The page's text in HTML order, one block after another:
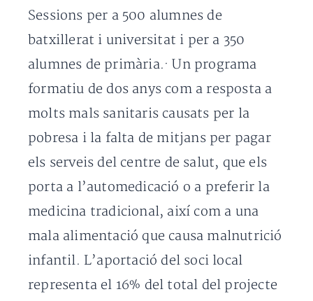
Sessions per a 500 alumnes de
batxillerat i universitat i per a 350
alumnes de primària.· Un programa
formatiu de dos anys com a resposta a
molts mals sanitaris causats per la
pobresa i la falta de mitjans per pagar
els serveis del centre de salut, que els
porta a l’automedicació o a preferir la
medicina tradicional, així com a una
mala alimentació que causa malnutrició
infantil. L’aportació del soci local
representa el 16% del total del projecte